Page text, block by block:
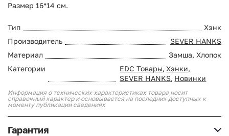
Размер 16*14 см.
Тип
Хэнк
Производитель
SEVER HANKS
Материал
Замша, Хлопок
Категории
EDC Товары, Хэнки,
SEVER HANKS, Новинки
Информация о технических характеристиках товара носит
справочный характер и основывается на последних доступных к
моменту публикации сведениях
Гарантия